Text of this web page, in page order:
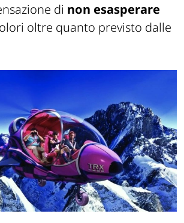
di non esasperare
oltre quanto previsto dalle